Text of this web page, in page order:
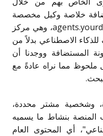
خلاصة وكيل مخصصة
في نطاق فرعي مثل agents.yourdomain.com، وهي مركز
الاصطناعي بدلاً من
المستضافة ووجدنا أن
مما نراه عادةً مع
وشخصية مشتر محددة،
المنصة بنشاط ما يسميه
أي المحتوى العام